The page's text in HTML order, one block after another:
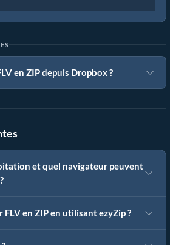
en ZIP depuis Dropbox ?
et quel navigateur peuvent
en ZIP en utilisant ezyZip ?